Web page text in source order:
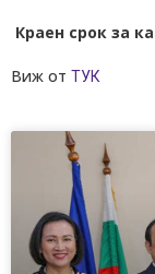
Краен срок за
Виж от ТУК